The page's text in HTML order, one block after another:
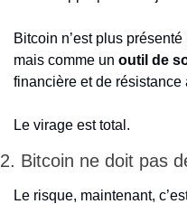
Bitcoin n’est plus
mais comme un outil de
financière et de résistance
Le virage est total.
2. Bitcoin ne doit pas
Le risque, maintenant,